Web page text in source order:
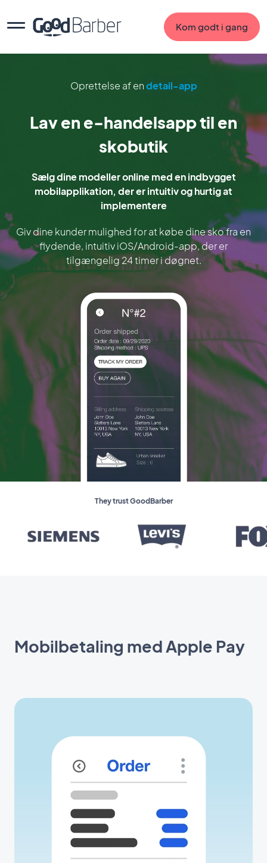
Kom godt i gang
Oprettelse af endetail-app
Lav en e-handelsapp til en
skobutik
Sælg dine modeller online med en indbygget
mobilapplikation, der er intuitiv og hurtig at
implementere
Giv dine kunder mulighed for at købe dine sko fra en
flydende, intuitiv iOS/Android-app, der er
tilgængelig 24 timer i døgnet.
They trust GoodBarber
Mobilbetaling med Apple Pay